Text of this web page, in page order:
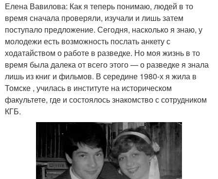
Елена Вавилова: Как я теперь понимаю, людей в то
время сначала проверяли, изучали и лишь затем
поступало предложение. Сегодня, насколько я знаю, у
молодежи есть возможность послать анкету с
ходатайством о работе в разведке. Но моя жизнь в то
время была далека от всего этого — о разведке я знала
лишь из книг и фильмов. В середине 1980-х я жила в
Томске , училась в институте на историческом
факультете, где и состоялось знакомство с сотрудником
КГБ.